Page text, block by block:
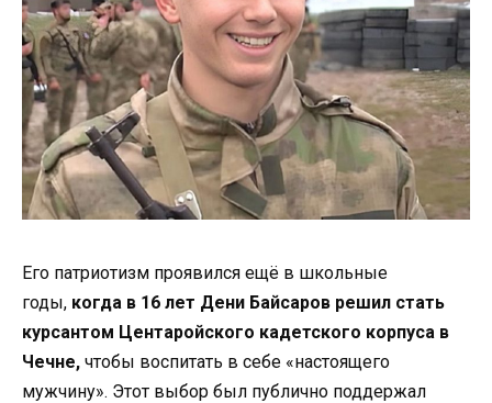
Его патриотизм проявился ещё в школьные
годы, когда в 16 лет Дени Байсаров решил стать
курсантом Центаройского кадетского корпуса в
Чечне, чтобы воспитать в себе «настоящего
мужчину». Этот выбор был публично поддержал